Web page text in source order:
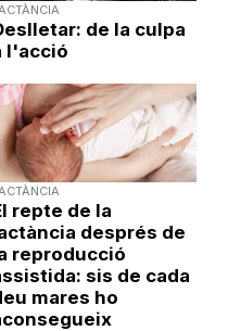
de la culpa
l'acció
repte de la
després de
reproducció
sis de cada
mares ho